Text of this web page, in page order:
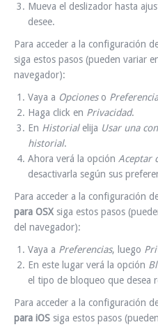
Mueva el deslizador hasta
desee.
Para acceder a la configuración
siga estos pasos (pueden variar
navegador):
Vaya a Opcioneso
Haga click en Privacidad.
En Historialelija Usar una
historial.
Ahora verá la opción Aceptar
desactivarla según sus
Para acceder a la configuración
para OSX siga estos pasos
del navegador):
Vaya a Preferencias, luego
En este lugar verá la opción
el tipo de bloqueo que desea
Para acceder a la configuración
para iOS siga estos pasos